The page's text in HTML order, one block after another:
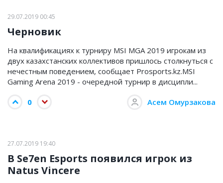
29.07.2019 00:45
Черновик
На квалификациях к турниру MSI MGA 2019 игрокам из
двух казахстанских коллективов пришлось столкнуться с
нечестным поведением, сообщает Prosports.kz.MSI
Gaming Arena 2019 - очередной турнир в дисципли...
0 Асем Омурзакова
27.07.2019 19:40
В Se7en Esports появился игрок из
Natus Vincere